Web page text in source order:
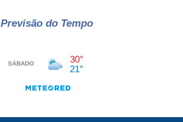
Previsão do Tempo